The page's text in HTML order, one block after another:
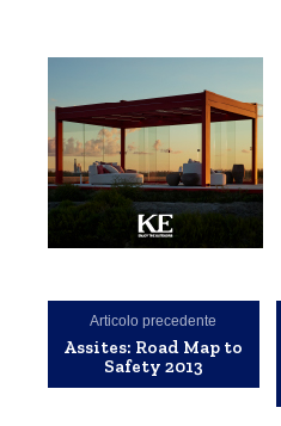
Articolo precedente
Assites: Road Map to
Safety 2013